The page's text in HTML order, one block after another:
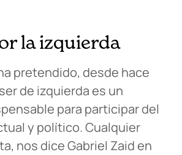
la izquierda
pretendido, desde hace
de izquierda es un
para participar del
y político. Cualquier
nos dice Gabriel Zaid en